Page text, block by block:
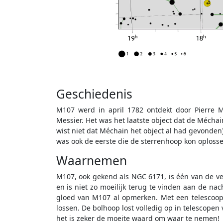
Geschiedenis
M107 werd in april 1782 ontdekt door Pierre
Messier. Het was het laatste object dat de
wist niet dat Méchain het object al had
was ook de eerste die de sterrenhoop kon
Waarnemen
M107, ook gekend als NGC 6171, is één van
en is niet zo moeilijk terug te vinden aan de
gloed van M107 al opmerken. Met een
lossen. De bolhoop lost volledig op in
het is zeker de moeite waard om waar te nemen!